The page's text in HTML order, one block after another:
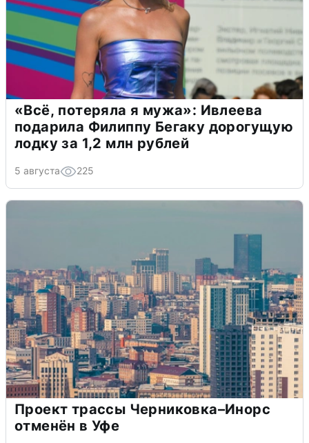
«Всё, потеряла я мужа»: Ивлеева
подарила Филиппу Бегаку дорогущую
лодку за 1,2 млн рублей
5 августа 225
Проект трассы Черниковка–Инорс
отменён в Уфе